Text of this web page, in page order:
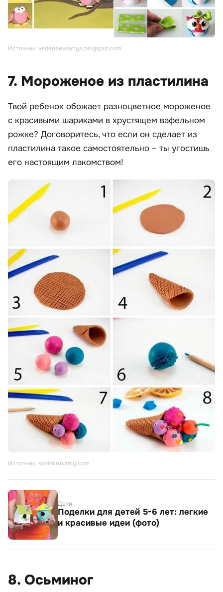
Источник: vedeneevaanya.blogspot.com
7. Мороженое из пластилина
Твой ребенок обожает разноцветное мороженое
с красивыми шариками в хрустящем вафельном
рожке? Договоритесь, что если он сделает из
пластилина такое самостоятельно – ты угостишь
его настоящим лакомством!
Источник: svoimirukamy.com
Дети
Поделки для детей 5-6 лет: легкие
и красивые идеи (фото)
8. Осьминог